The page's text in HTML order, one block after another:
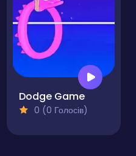
Dodge Game
0 (0 Голосів)